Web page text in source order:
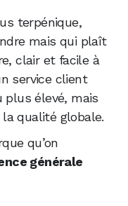
terpénique,
mais qui plaît
clair et facile à
service client
élevé, mais
qualité globale.
qu’on
générale